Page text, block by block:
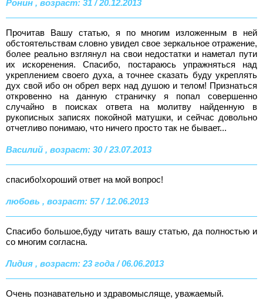
Ронин , возраст: 31 / 20.12.2013
Прочитав Вашу статью, я по многим изложенным в ней
обстоятельствам словно увидел свое зеркальное отражение,
более реально взглянул на свои недостатки и наметал пути
их искоренения. Спасибо, постараюсь упражняться над
укреплением своего духа, а точнее сказать буду укреплять
дух свой ибо он обрел верх над душою и телом! Признаться
откровенно на данную страничку я попал совершенно
случайно в поисках ответа на молитву найденную в
рукописных записях покойной матушки, и сейчас довольно
отчетливо понимаю, что ничего просто так не бывает...
Василий , возраст: 30 / 23.07.2013
спасибо!хороший ответ на мой вопрос!
любовь , возраст: 57 / 12.06.2013
Спасибо большое,буду читать вашу статью, да полностью и
со многим согласна.
Лидия , возраст: 23 года / 06.06.2013
Очень познавательно и здравомысляще, уважаемый.